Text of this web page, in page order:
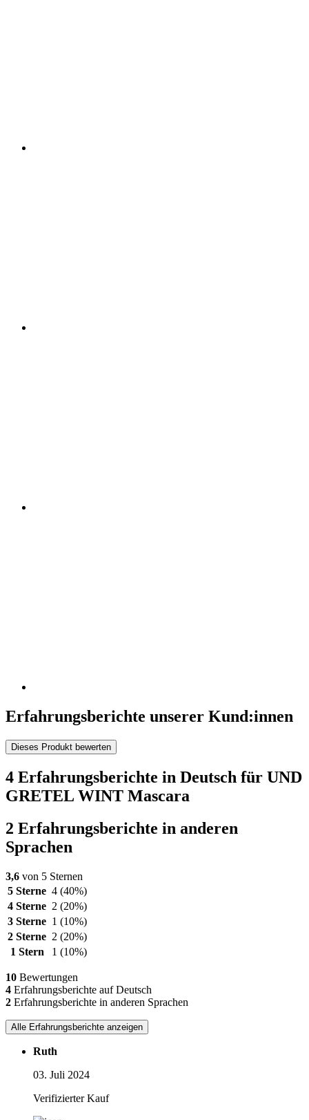
Erfahrungsberichte unserer Kund:innen
Dieses Produkt bewerten
4 Erfahrungsberichte in Deutsch für UND
GRETEL WINT Mascara
2 Erfahrungsberichte in anderen
Sprachen
3,6 von 5 Sternen
5 Sterne 4 (40%)
4 Sterne 2 (20%)
3 Sterne 1 (10%)
2 Sterne 2 (20%)
1 Stern
1 (10%)
10 Bewertungen
4 Erfahrungsberichte auf Deutsch
2 Erfahrungsberichte in anderen Sprachen
Alle Erfahrungsberichte anzeigen
Ruth
03. Juli 2024
Verifizierter Kauf